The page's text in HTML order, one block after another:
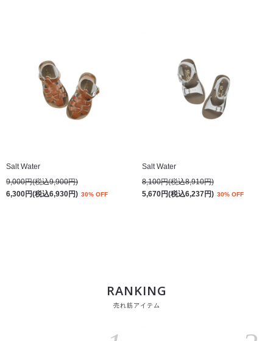
Salt Water
9,000円(税込9,900円)
6,300円(税込6,930円) 30% OFF
Salt Water
8,100円(税込8,910円)
5,670円(税込6,237円) 30% OFF
RANKING
売れ筋アイテム